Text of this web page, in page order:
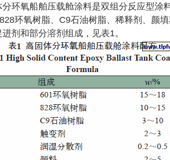
分环氧船舶压载舱涂料是双组分反应型涂
环氧树脂、C9石油树脂、稀释剂、颜
剂和部分溶剂组成，见表1。